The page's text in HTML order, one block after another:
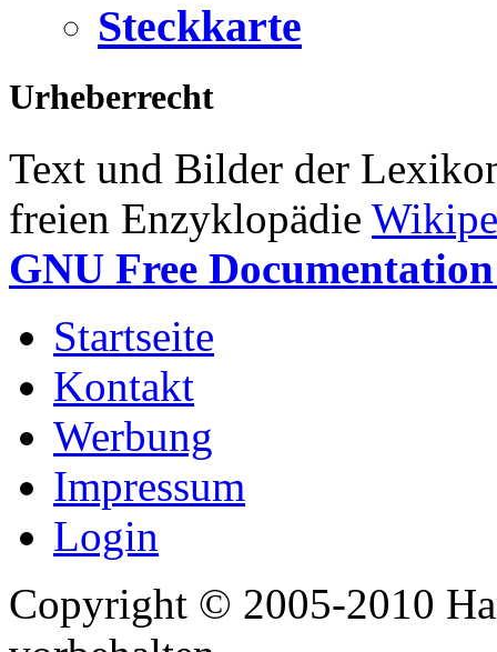
Steckkarte
Urheberrecht
Text und Bilder der
freien Enzyklopädie
GNU Free
Startseite
Kontakt
Werbung
Impressum
Login
Copyright © 2005-2010